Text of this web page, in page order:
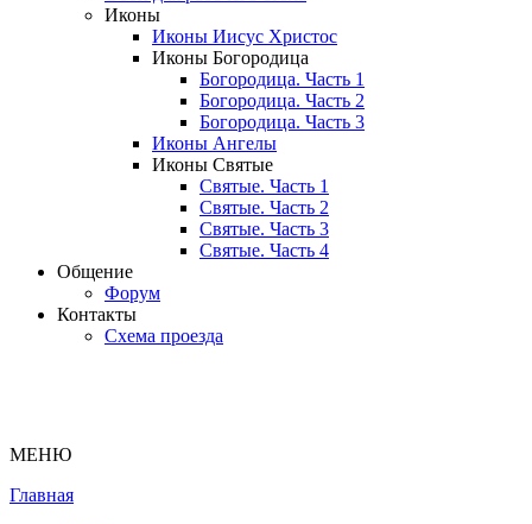
Иконы
Иконы Иисус Христос
Иконы Богородица
Богородица. Часть 1
Богородица. Часть 2
Богородица. Часть 3
Иконы Ангелы
Иконы Святые
Святые. Часть 1
Святые. Часть 2
Святые. Часть 3
Святые. Часть 4
Общение
Форум
Контакты
Схема проезда
МЕНЮ
Главная